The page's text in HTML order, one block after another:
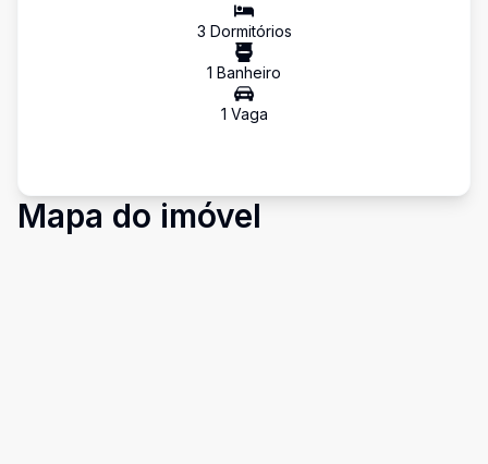
3 Dormitórios
1 Banheiro
1 Vaga
Mapa do imóvel